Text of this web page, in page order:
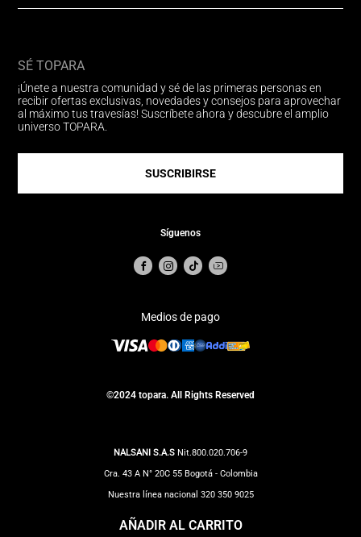
AÑADIR AL CARRITO
SÉ TOPARA
¡Únete a nuestra comunidad y sé de las primeras personas en
recibir ofertas exclusivas, novedades y consejos para aprovechar
al máximo tus travesías! Suscríbete ahora y descubre el amplio
universo TOPARA.
SUSCRIBIRSE
Síguenos
Medios de pago
©2024 topara. All Rights Reserved
NALSANI S.A.S Nit.800.020.706-9
Cra. 43 A N° 20C 55 Bogotá - Colombia
Nuestra línea nacional 320 350 9025
Correo Notificaciones judiciales: